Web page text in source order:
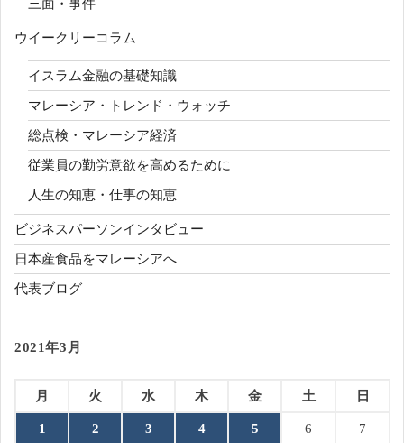
三面・事件
ウイークリーコラム
イスラム金融の基礎知識
マレーシア・トレンド・ウォッチ
総点検・マレーシア経済
従業員の勤労意欲を高めるために
人生の知恵・仕事の知恵
ビジネスパーソンインタビュー
日本産食品をマレーシアへ
代表ブログ
2021年3月
月 火 水 木 金 土 日
1 2 3 4 5 6 7